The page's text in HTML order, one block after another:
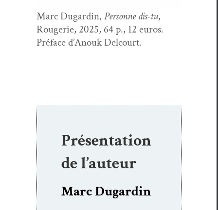
Marc Dugardin, Per­son­ne dis-tu,
Rougerie, 2025, 64 p., 12 euros.
Pré­face d’Anouk Delcourt.
Présentation
de l’auteur
Marc Dugardin